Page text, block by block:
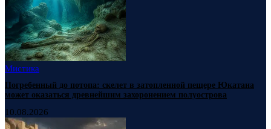
Мистика
Погребенный до потопа: скелет в затопленной пещере Юкатана
может оказаться древнейшим захоронением полуострова
10.08.2026